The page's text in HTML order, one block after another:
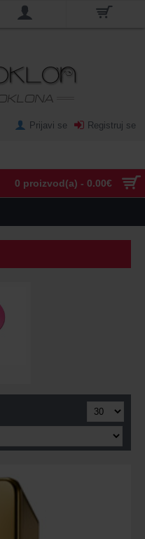
Prijavi se Registruj se
0 proizvod(a) - 0.00€